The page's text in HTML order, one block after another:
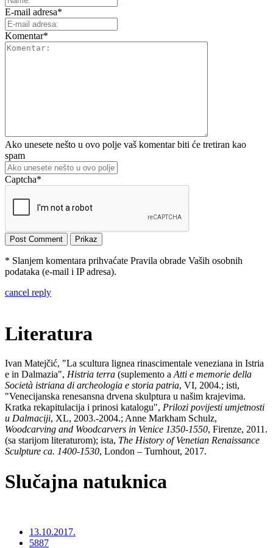
E-mail adresa*
Komentar*
Ako unesete nešto u ovo polje vaš komentar biti će tretiran kao
spam
Captcha*
* Slanjem komentara prihvaćate Pravila obrade Vaših osobnih
podataka (e-mail i IP adresa).
cancel reply
Literatura
Ivan Matejčić, "La scultura lignea rinascimentale veneziana in Istria
e in Dalmazia", Histria terra (suplemento a Atti e memorie della
Società istriana di archeologia e storia patria, VI, 2004.; isti,
"Venecijanska renesansna drvena skulptura u našim krajevima.
Kratka rekapitulacija i prinosi katalogu", Prilozi povijesti umjetnosti
u Dalmaciji, XL, 2003.-2004.; Anne Markham Schulz,
Woodcarving and Woodcarvers in Venice 1350-1550, Firenze, 2011.
(sa starijom literaturom); ista, The History of Venetian Renaissance
Sculpture ca. 1400-1530, London – Turnhout, 2017.
Slučajna natuknica
13.10.2017.
5887